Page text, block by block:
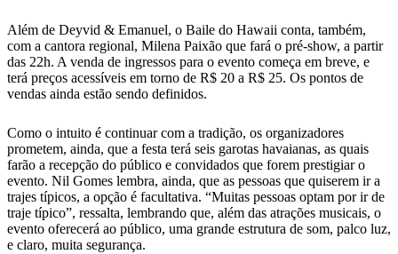
Além de Deyvid & Emanuel, o Baile do Hawaii conta, também,
com a cantora regional, Milena Paixão que fará o pré-show, a partir
das 22h. A venda de ingressos para o evento começa em breve, e
terá preços acessíveis em torno de R$ 20 a R$ 25. Os pontos de
vendas ainda estão sendo definidos.
Como o intuito é continuar com a tradição, os organizadores
prometem, ainda, que a festa terá seis garotas havaianas, as quais
farão a recepção do público e convidados que forem prestigiar o
evento. Nil Gomes lembra, ainda, que as pessoas que quiserem ir a
trajes típicos, a opção é facultativa. “Muitas pessoas optam por ir de
traje típico”, ressalta, lembrando que, além das atrações musicais, o
evento oferecerá ao público, uma grande estrutura de som, palco luz,
e claro, muita segurança.